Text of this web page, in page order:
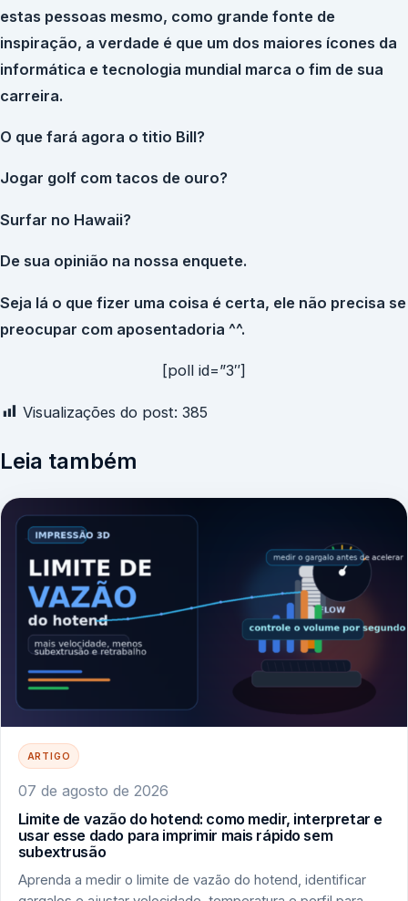
estas pessoas mesmo, como grande fonte de
inspiração, a verdade é que um dos maiores ícones da
informática e tecnologia mundial marca o fim de sua
carreira.
O que fará agora o titio Bill?
Jogar golf com tacos de ouro?
Surfar no Hawaii?
De sua opinião na nossa enquete.
Seja lá o que fizer uma coisa é certa, ele não precisa se
preocupar com aposentadoria ^^.
[poll id=”3″]
Visualizações do post: 385
Leia também
ARTIGO
07 de agosto de 2026
Limite de vazão do hotend: como medir, interpretar e
usar esse dado para imprimir mais rápido sem
subextrusão
Aprenda a medir o limite de vazão do hotend, identificar